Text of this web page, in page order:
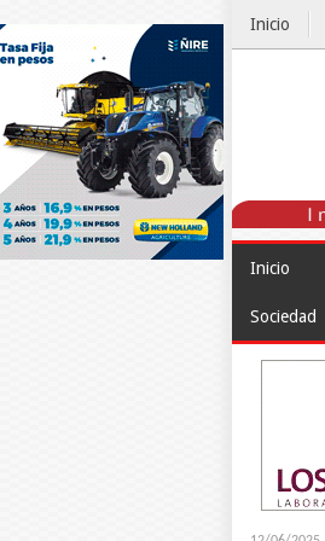
Inicio
Inicio
Sociedad